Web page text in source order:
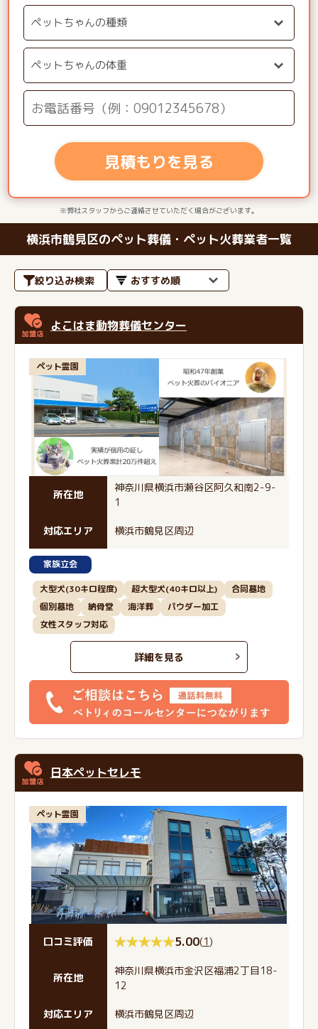
見積もりを見る
※弊社スタッフからご連絡させていただく場合がございます。
横浜市鶴見区のペット葬儀・ペット火葬業者一覧
絞り込み検索
よこはま動物葬儀センター
ペット霊園
所在地
神奈川県横浜市瀬谷区阿久和南2-9-
1
対応エリア 横浜市鶴見区周辺
家族立会
大型犬(30キロ程度) 超大型犬(40キロ以上)
合同墓地
個別墓地
納骨堂 海洋葬
パウダー加工
女性スタッフ対応
詳細を見る
日本ペットセレモ
ペット霊園
口コミ評価 5.00(1)
所在地
神奈川県横浜市金沢区福浦2丁目18-
12
対応エリア 横浜市鶴見区周辺